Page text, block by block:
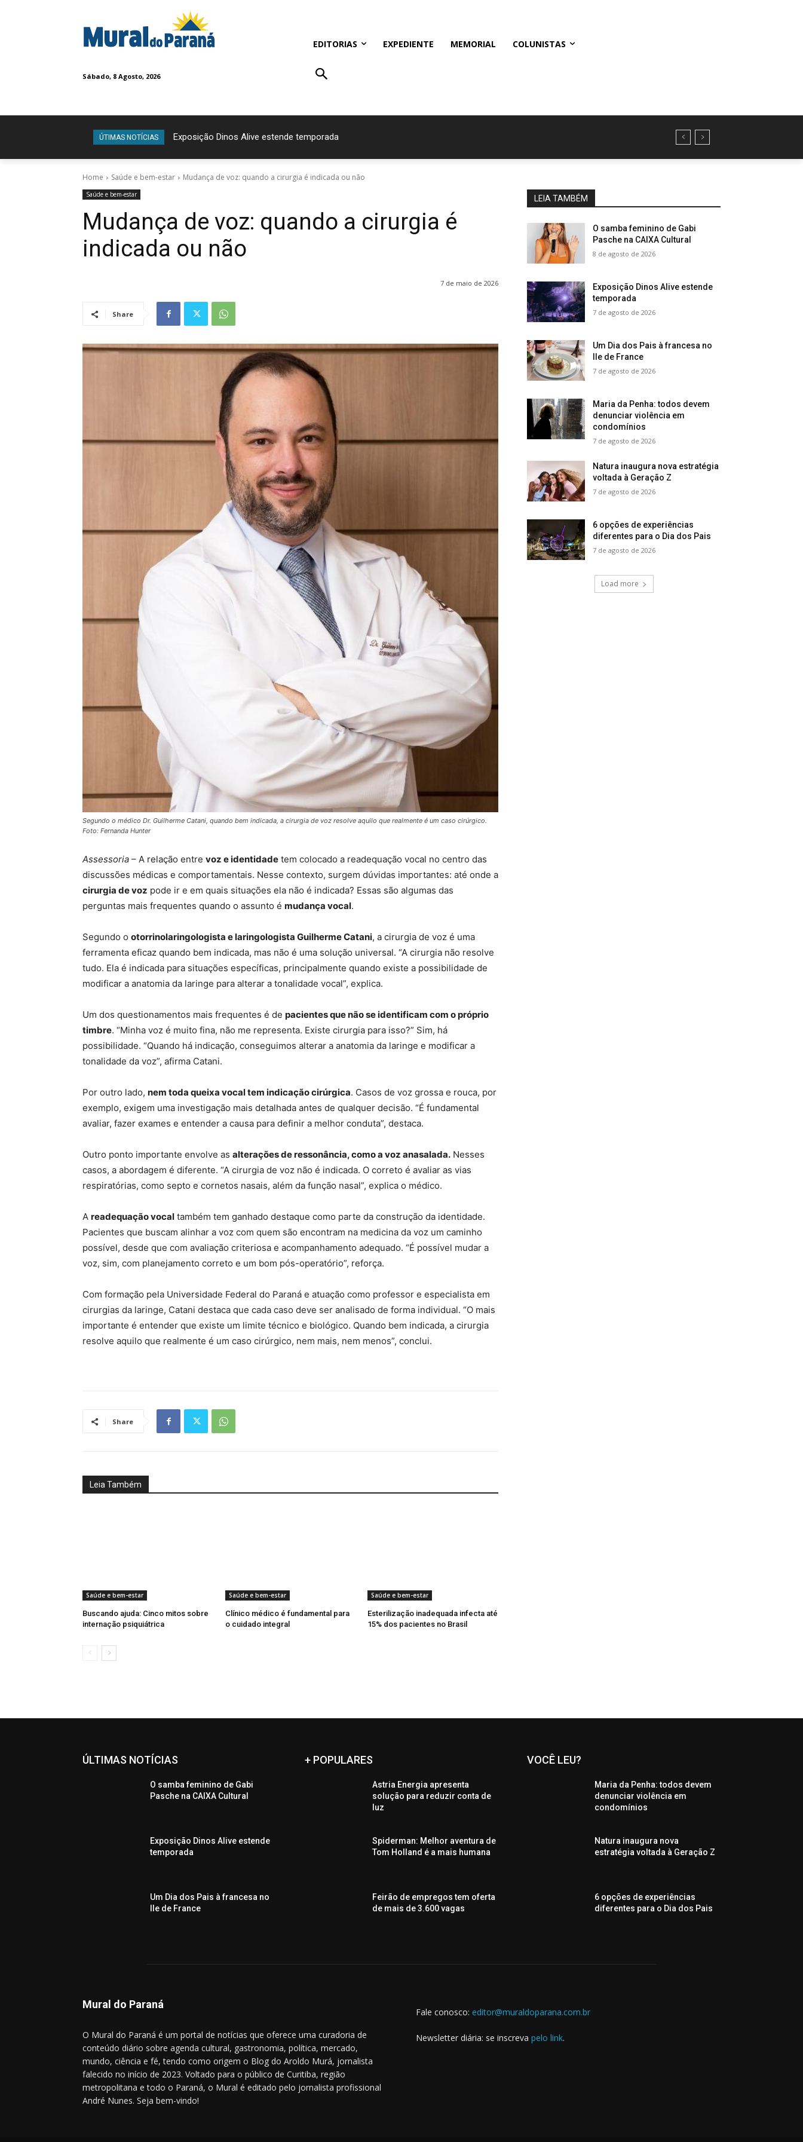
Sábado, 8 Agosto, 2026
EDITORIAS EXPEDIENTE MEMORIAL COLUNISTAS
ÚTIMAS NOTÍCIAS Exposição Dinos Alive estende temporada
Home Saúde e bem-estar Mudança de voz: quando a cirurgia é indicada ou não
Saúde e bem-estar
Mudança de voz: quando a cirurgia é
indicada ou não
7 de maio de 2026
Share
Segundo o médico Dr. Guilherme Catani, quando bem indicada, a cirurgia de voz resolve aquilo que realmente é um caso cirúrgico.
Foto: Fernanda Hunter
Assessoria – A relação entre voz e identidade tem colocado a readequação vocal no centro das
discussões médicas e comportamentais. Nesse contexto, surgem dúvidas importantes: até onde a
cirurgia de voz pode ir e em quais situações ela não é indicada? Essas são algumas das
perguntas mais frequentes quando o assunto é mudança vocal.
Segundo o otorrinolaringologista e laringologista Guilherme Catani, a cirurgia de voz é uma
ferramenta eficaz quando bem indicada, mas não é uma solução universal. “A cirurgia não resolve
tudo. Ela é indicada para situações específicas, principalmente quando existe a possibilidade de
modificar a anatomia da laringe para alterar a tonalidade vocal”, explica.
Um dos questionamentos mais frequentes é de pacientes que não se identificam com o próprio
timbre. “Minha voz é muito fina, não me representa. Existe cirurgia para isso?” Sim, há
possibilidade. “Quando há indicação, conseguimos alterar a anatomia da laringe e modificar a
tonalidade da voz”, afirma Catani.
Por outro lado, nem toda queixa vocal tem indicação cirúrgica. Casos de voz grossa e rouca, por
exemplo, exigem uma investigação mais detalhada antes de qualquer decisão. “É fundamental
avaliar, fazer exames e entender a causa para definir a melhor conduta”, destaca.
Outro ponto importante envolve as alterações de ressonância, como a voz anasalada. Nesses
casos, a abordagem é diferente. “A cirurgia de voz não é indicada. O correto é avaliar as vias
respiratórias, como septo e cornetos nasais, além da função nasal”, explica o médico.
A readequação vocal também tem ganhado destaque como parte da construção da identidade.
Pacientes que buscam alinhar a voz com quem são encontram na medicina da voz um caminho
possível, desde que com avaliação criteriosa e acompanhamento adequado. “É possível mudar a
voz, sim, com planejamento correto e um bom pós-operatório”, reforça.
Com formação pela Universidade Federal do Paraná e atuação como professor e especialista em
cirurgias da laringe, Catani destaca que cada caso deve ser analisado de forma individual. “O mais
importante é entender que existe um limite técnico e biológico. Quando bem indicada, a cirurgia
resolve aquilo que realmente é um caso cirúrgico, nem mais, nem menos”, conclui.
Share
Leia Também
Saúde e bem-estar
Buscando ajuda: Cinco mitos sobre
internação psiquiátrica
Saúde e bem-estar
Clínico médico é fundamental para
o cuidado integral
Saúde e bem-estar
Esterilização inadequada infecta até
15% dos pacientes no Brasil
LEIA TAMBÉM
O samba feminino de Gabi
Pasche na CAIXA Cultural
8 de agosto de 2026
Exposição Dinos Alive estende
temporada
7 de agosto de 2026
Um Dia dos Pais à francesa no
Ile de France
7 de agosto de 2026
Maria da Penha: todos devem
denunciar violência em
condomínios
7 de agosto de 2026
Natura inaugura nova estratégia
voltada à Geração Z
7 de agosto de 2026
6 opções de experiências
diferentes para o Dia dos Pais
7 de agosto de 2026
Load more
ÚLTIMAS NOTÍCIAS
O samba feminino de Gabi
Pasche na CAIXA Cultural
Exposição Dinos Alive estende
temporada
Um Dia dos Pais à francesa no
Ile de France
+ POPULARES
Astria Energia apresenta
solução para reduzir conta de
luz
Spiderman: Melhor aventura de
Tom Holland é a mais humana
Feirão de empregos tem oferta
de mais de 3.600 vagas
VOCÊ LEU?
Maria da Penha: todos devem
denunciar violência em
condomínios
Natura inaugura nova
estratégia voltada à Geração Z
6 opções de experiências
diferentes para o Dia dos Pais
Mural do Paraná
O Mural do Paraná é um portal de notícias que oferece uma curadoria de
conteúdo diário sobre agenda cultural, gastronomia, política, mercado,
mundo, ciência e fé, tendo como origem o Blog do Aroldo Murá, jornalista
falecido no início de 2023. Voltado para o público de Curitiba, região
metropolitana e todo o Paraná, o Mural é editado pelo jornalista profissional
André Nunes. Seja bem-vindo!
Fale conosco: editor@muraldoparana.com.br
Newsletter diária: se inscreva pelo link.